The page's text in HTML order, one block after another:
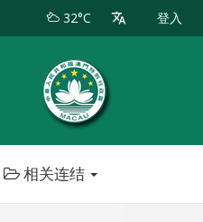
32°C 登入
相关连结